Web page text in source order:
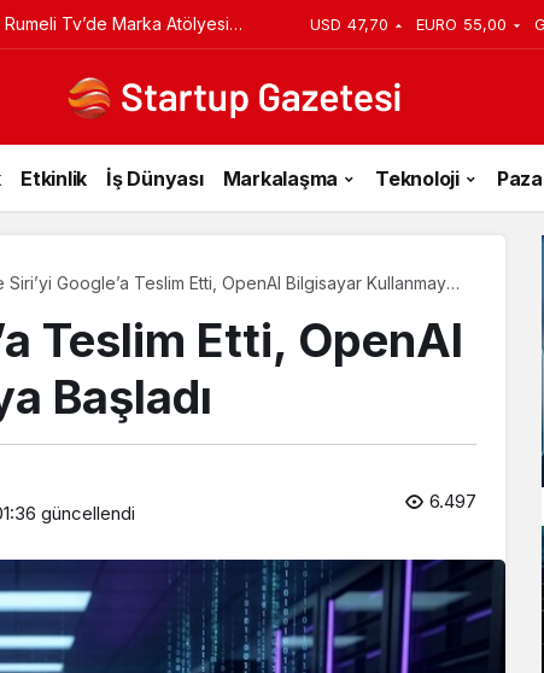
Asıl Risk Ürettiğin USD 47,70 EURO 55,00
Etkinlik İş Dünyası Markalaşma Teknoloji
Siri’yi Google’a Teslim Etti, OpenAI Bilgisayar Kullanmaya
Teslim Etti, OpenAI
Başladı
güncellendi 6.497
Girişimcilik
Mürsel Ferhat Sağlam Tek
Rumeli Tv’de Marka